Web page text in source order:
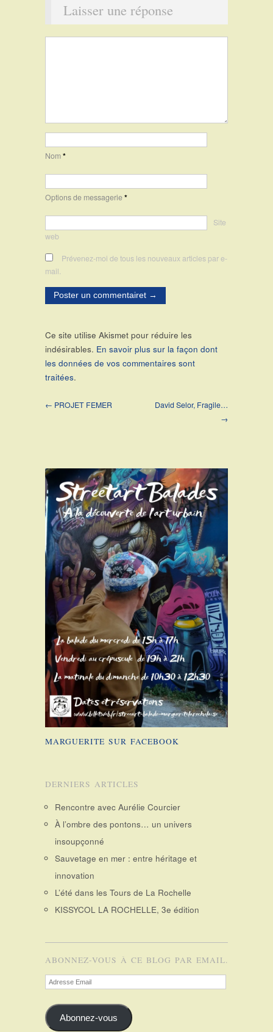
Laisser une réponse
Nom*
Options de messagerie*
Site
web
Prévenez-moi de tous les nouveaux articles par e-
mail.
Ce site utilise Akismet pour réduire les
indésirables. En savoir plus sur la façon dont
les données de vos commentaires sont
traitées.
← PROJET FEMER
David Selor, Fragile…
→
MARGUERITE SUR FACEBOOK
DERNIERS ARTICLES
Rencontre avec Aurélie Courcier
À l’ombre des pontons… un univers
insoupçonné
Sauvetage en mer : entre héritage et
innovation
L’été dans les Tours de La Rochelle
KISSYCOL LA ROCHELLE, 3e édition
ABONNEZ-VOUS À CE BLOG PAR EMAIL.
Adresse
Email
Abonnez-vous